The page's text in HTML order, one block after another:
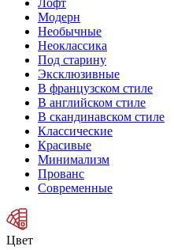
Лофт
Модерн
Необычные
Неоклассика
Под старину
Эксклюзивные
В французском стиле
В английском стиле
В скандинавском стиле
Классические
Красивые
Минимализм
Прованс
Современные
Цвет